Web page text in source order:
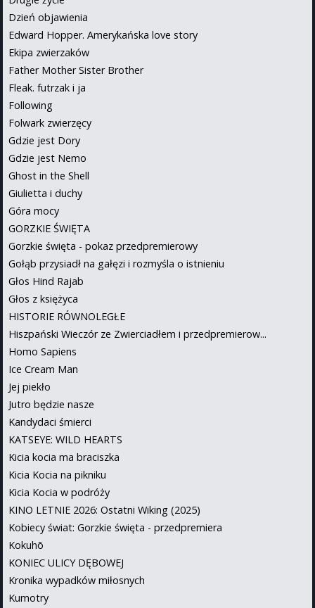
Dzień objawienia
Edward Hopper. Amerykańska love story
Ekipa zwierzaków
Father Mother Sister Brother
Fleak. futrzak i ja
Following
Folwark zwierzęcy
Gdzie jest Dory
Gdzie jest Nemo
Ghost in the Shell
Giulietta i duchy
Góra mocy
GORZKIE ŚWIĘTA
Gorzkie święta - pokaz przedpremierowy
Gołąb przysiadł na gałęzi i rozmyśla o istnieniu
Głos Hind Rajab
Głos z księżyca
HISTORIE RÓWNOLEGŁE
Hiszpański Wieczór ze Zwierciadłem i przedpremierow...
Homo Sapiens
Ice Cream Man
Jej piekło
Jutro będzie nasze
Kandydaci śmierci
KATSEYE: WILD HEARTS
Kicia kocia ma braciszka
Kicia Kocia na pikniku
Kicia Kocia w podróży
KINO LETNIE 2026: Ostatni Wiking (2025)
Kobiecy świat: Gorzkie święta - przedpremiera
Kokuhō
KONIEC ULICY DĘBOWEJ
Kronika wypadków miłosnych
Kumotry